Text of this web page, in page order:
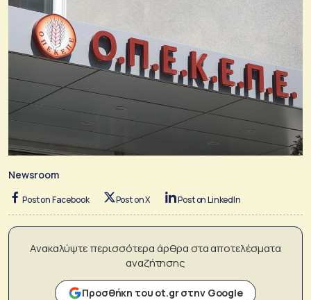
Newsroom
Post on Facebook Post on X Post on LinkedIn
Ανακαλύψτε περισσότερα άρθρα στα αποτελέσματα
αναζήτησης
Προσθήκη του ot.gr στην Google